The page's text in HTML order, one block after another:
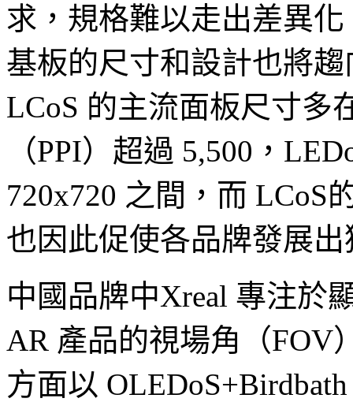
求，規格難以走出差異
基板的尺寸和設計也將
LCoS 的主流面板尺寸多
（PPI）超過 5,500，
720x720 之間，而 LCoS
也因此促使各品牌發展
中國品牌中Xreal 專注於
AR 產品的視場角（FOV
方面以